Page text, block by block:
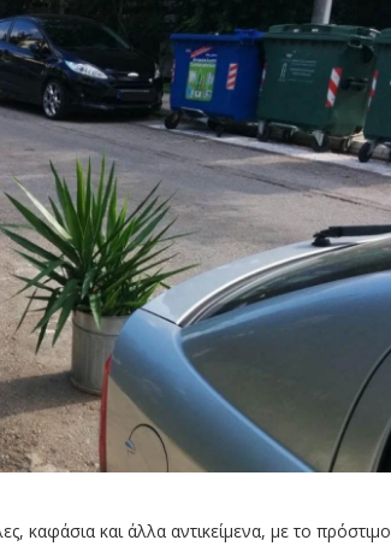
καφάσια και άλλα αντικείμενα, με το πρόστιμο